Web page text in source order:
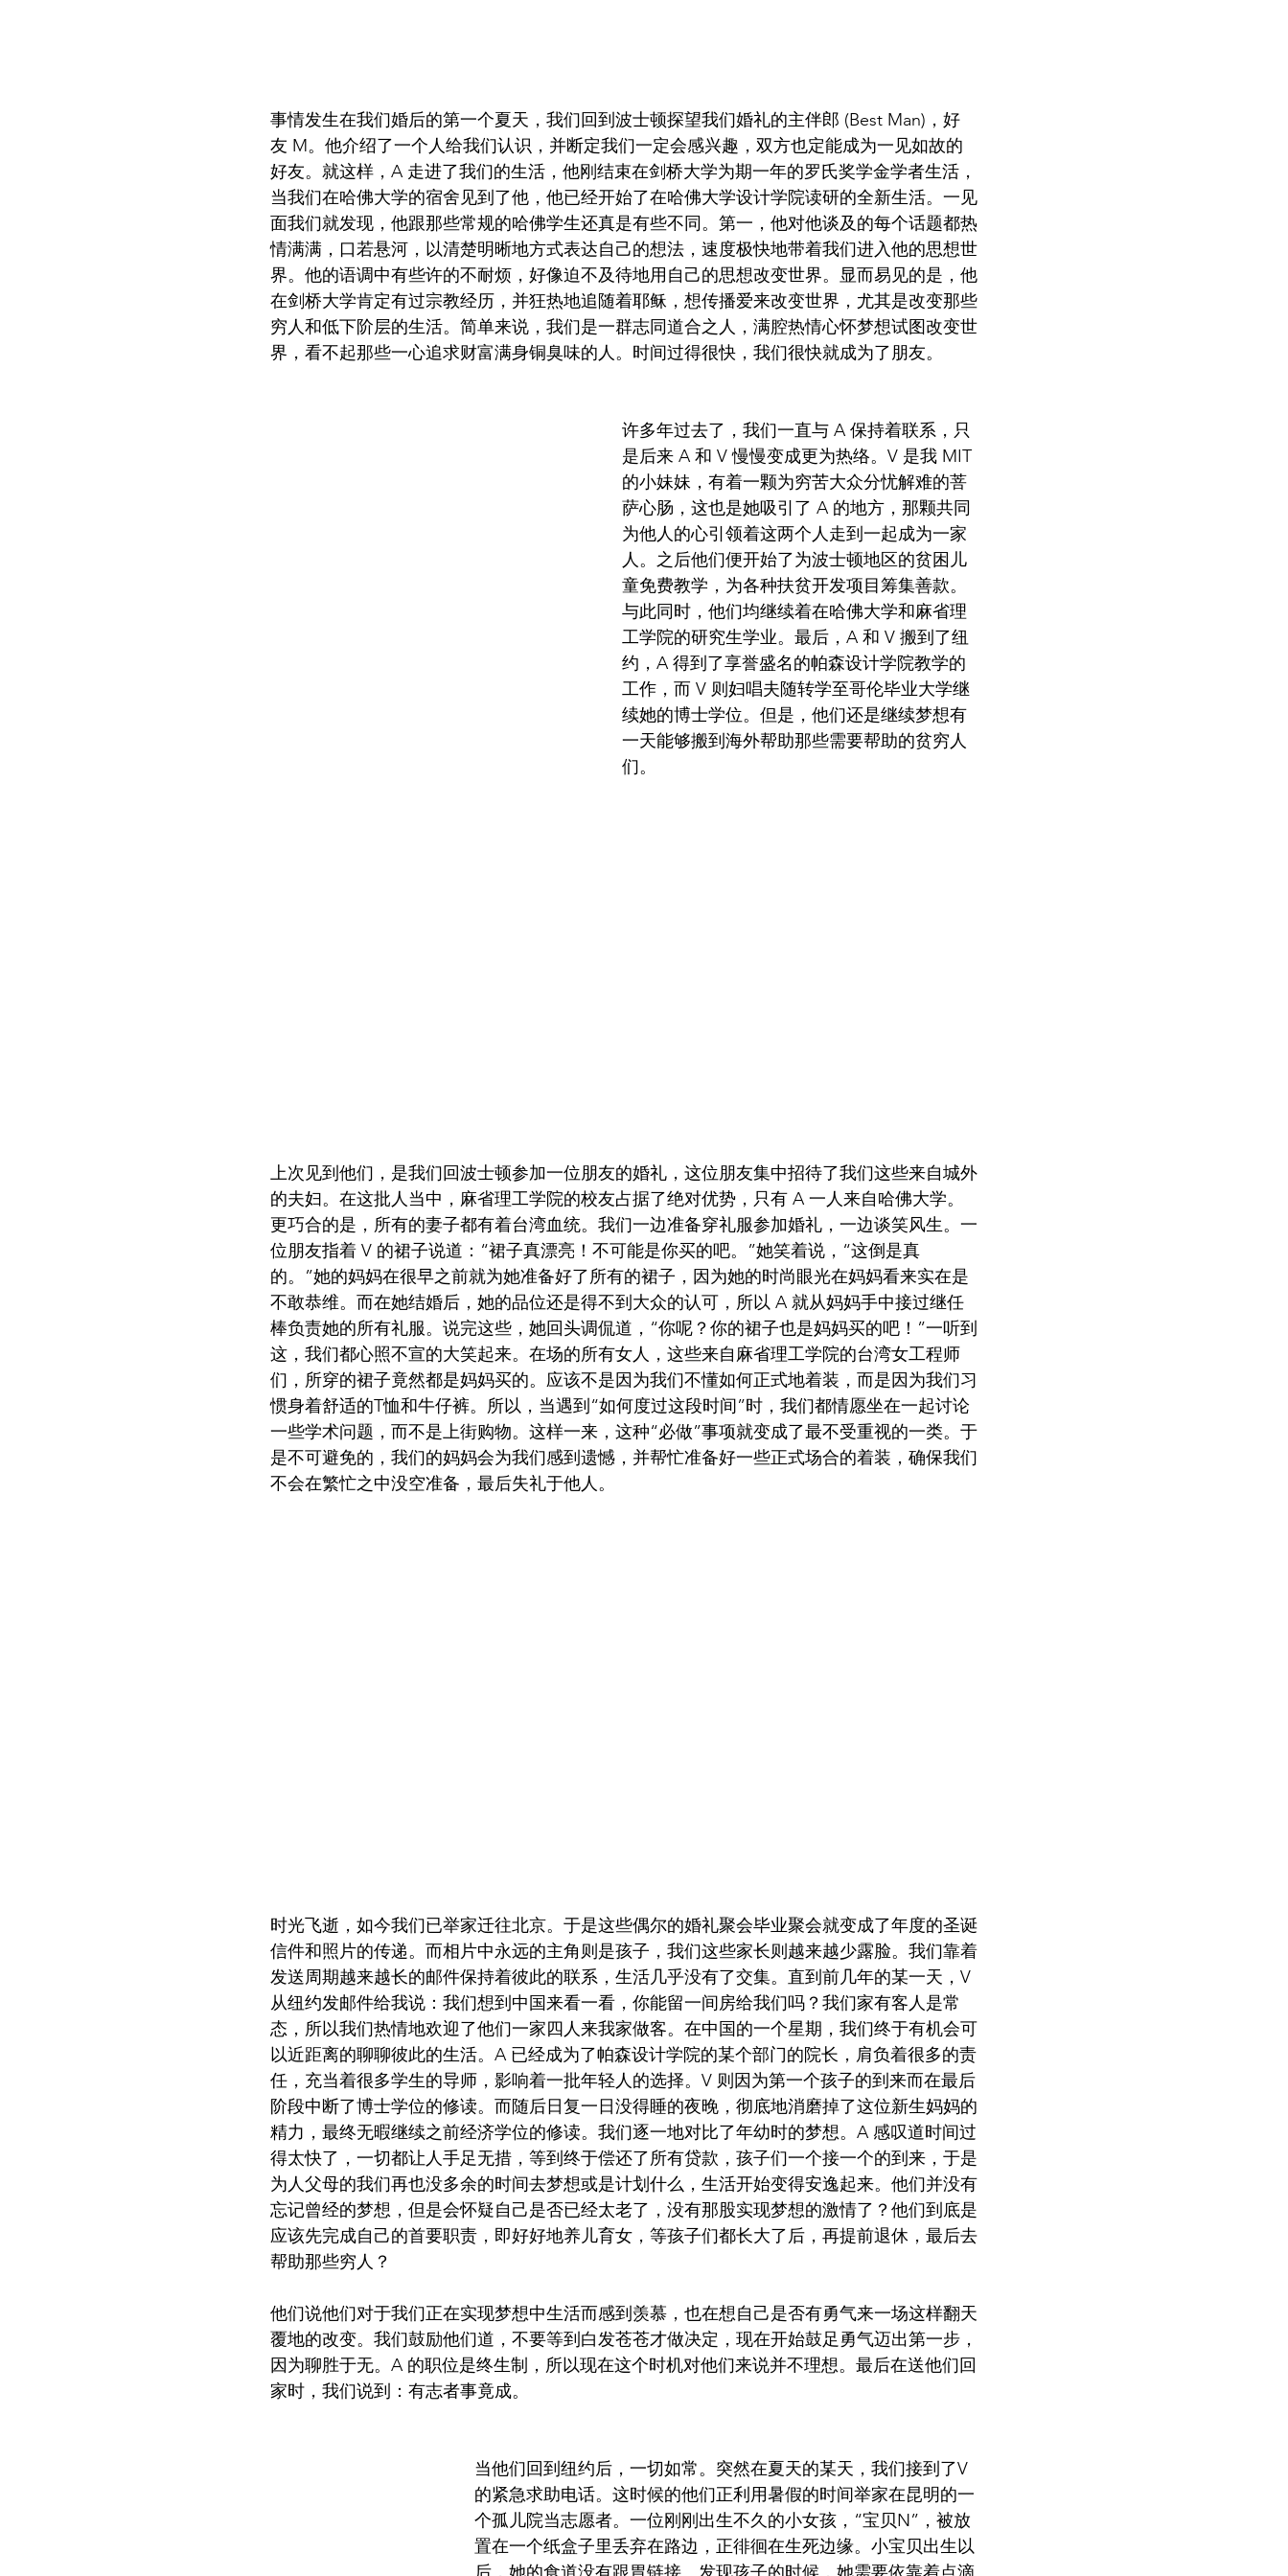
事情发生在我们婚后的第一个夏天，我们回到波士顿探望我们婚礼的主伴郎 (Best Man)，好
友 M。他介绍了一个人给我们认识，并断定我们一定会感兴趣，双方也定能成为一见如故的
好友。就这样，A 走进了我们的生活，他刚结束在剑桥大学为期一年的罗氏奖学金学者生活，
当我们在哈佛大学的宿舍见到了他，他已经开始了在哈佛大学设计学院读研的全新生活。一见
面我们就发现，他跟那些常规的哈佛学生还真是有些不同。第一，他对他谈及的每个话题都热
情满满，口若悬河，以清楚明晰地方式表达自己的想法，速度极快地带着我们进入他的思想世
界。他的语调中有些许的不耐烦，好像迫不及待地用自己的思想改变世界。显而易见的是，他
在剑桥大学肯定有过宗教经历，并狂热地追随着耶稣，想传播爱来改变世界，尤其是改变那些
穷人和低下阶层的生活。简单来说，我们是一群志同道合之人，满腔热情心怀梦想试图改变世
界，看不起那些一心追求财富满身铜臭味的人。时间过得很快，我们很快就成为了朋友。
许多年过去了，我们一直与 A 保持着联系，只
是后来 A 和 V 慢慢变成更为热络。V 是我 MIT
的小妹妹，有着一颗为穷苦大众分忧解难的菩
萨心肠，这也是她吸引了 A 的地方，那颗共同
为他人的心引领着这两个人走到一起成为一家
人。之后他们便开始了为波士顿地区的贫困儿
童免费教学，为各种扶贫开发项目筹集善款。
与此同时，他们均继续着在哈佛大学和麻省理
工学院的研究生学业。最后，A 和 V 搬到了纽
约，A 得到了享誉盛名的帕森设计学院教学的
工作，而 V 则妇唱夫随转学至哥伦毕业大学继
续她的博士学位。但是，他们还是继续梦想有
一天能够搬到海外帮助那些需要帮助的贫穷人
们。
上次见到他们，是我们回波士顿参加一位朋友的婚礼，这位朋友集中招待了我们这些来自城外
的夫妇。在这批人当中，麻省理工学院的校友占据了绝对优势，只有 A 一人来自哈佛大学。
更巧合的是，所有的妻子都有着台湾血统。我们一边准备穿礼服参加婚礼，一边谈笑风生。一
位朋友指着 V 的裙子说道：“裙子真漂亮！不可能是你买的吧。”她笑着说，“这倒是真
的。”她的妈妈在很早之前就为她准备好了所有的裙子，因为她的时尚眼光在妈妈看来实在是
不敢恭维。而在她结婚后，她的品位还是得不到大众的认可，所以 A 就从妈妈手中接过继任
棒负责她的所有礼服。说完这些，她回头调侃道，“你呢？你的裙子也是妈妈买的吧！”一听到
这，我们都心照不宣的大笑起来。在场的所有女人，这些来自麻省理工学院的台湾女工程师
们，所穿的裙子竟然都是妈妈买的。应该不是因为我们不懂如何正式地着装，而是因为我们习
惯身着舒适的T恤和牛仔裤。所以，当遇到“如何度过这段时间”时，我们都情愿坐在一起讨论
一些学术问题，而不是上街购物。这样一来，这种“必做”事项就变成了最不受重视的一类。于
是不可避免的，我们的妈妈会为我们感到遗憾，并帮忙准备好一些正式场合的着装，确保我们
不会在繁忙之中没空准备，最后失礼于他人。
时光飞逝，如今我们已举家迁往北京。于是这些偶尔的婚礼聚会毕业聚会就变成了年度的圣诞
信件和照片的传递。而相片中永远的主角则是孩子，我们这些家长则越来越少露脸。我们靠着
发送周期越来越长的邮件保持着彼此的联系，生活几乎没有了交集。直到前几年的某一天，V
从纽约发邮件给我说：我们想到中国来看一看，你能留一间房给我们吗？我们家有客人是常
态，所以我们热情地欢迎了他们一家四人来我家做客。在中国的一个星期，我们终于有机会可
以近距离的聊聊彼此的生活。A 已经成为了帕森设计学院的某个部门的院长，肩负着很多的责
任，充当着很多学生的导师，影响着一批年轻人的选择。V 则因为第一个孩子的到来而在最后
阶段中断了博士学位的修读。而随后日复一日没得睡的夜晚，彻底地消磨掉了这位新生妈妈的
精力，最终无暇继续之前经济学位的修读。我们逐一地对比了年幼时的梦想。A 感叹道时间过
得太快了，一切都让人手足无措，等到终于偿还了所有贷款，孩子们一个接一个的到来，于是
为人父母的我们再也没多余的时间去梦想或是计划什么，生活开始变得安逸起来。他们并没有
忘记曾经的梦想，但是会怀疑自己是否已经太老了，没有那股实现梦想的激情了？他们到底是
应该先完成自己的首要职责，即好好地养儿育女，等孩子们都长大了后，再提前退休，最后去
帮助那些穷人？
他们说他们对于我们正在实现梦想中生活而感到羡慕，也在想自己是否有勇气来一场这样翻天
覆地的改变。我们鼓励他们道，不要等到白发苍苍才做决定，现在开始鼓足勇气迈出第一步，
因为聊胜于无。A 的职位是终生制，所以现在这个时机对他们来说并不理想。最后在送他们回
家时，我们说到：有志者事竟成。
当他们回到纽约后，一切如常。突然在夏天的某天，我们接到了V
的紧急求助电话。这时候的他们正利用暑假的时间举家在昆明的一
个孤儿院当志愿者。一位刚刚出生不久的小女孩，“宝贝N”，被放
置在一个纸盒子里丢弃在路边，正徘徊在生死边缘。小宝贝出生以